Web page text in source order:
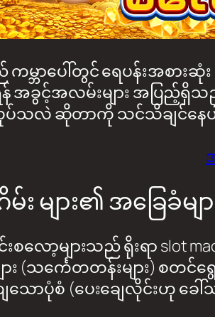
မ္ဘာပေါ်တွင် ရေပန်းအစားဆုံ
အခွင့်အလမ်းများ အပြည့်
ဆိုတာကို သင်သိချင်နေပ
များ၏ အခြေခံမျာ
စလော့များသည် ရိုးရာ slot
(သင်္ကေတတန်းများ) စတင်
ောပုံစံ (ပေးချေလိုင်းဟု